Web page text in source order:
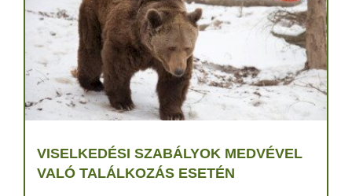
VISELKEDÉSI SZABÁLYOK MEDVÉVEL
VALÓ TALÁLKOZÁS ESETÉN